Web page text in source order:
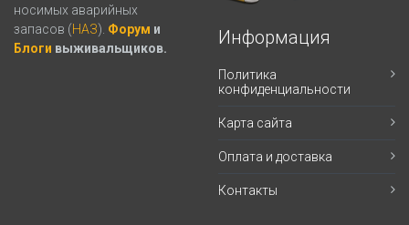
носимых аварийных
запасов (НАЗ). Форум и
Блоги выживальщиков.
Информация
Политика
конфиденциальности
Карта сайта
Оплата и доставка
Контакты